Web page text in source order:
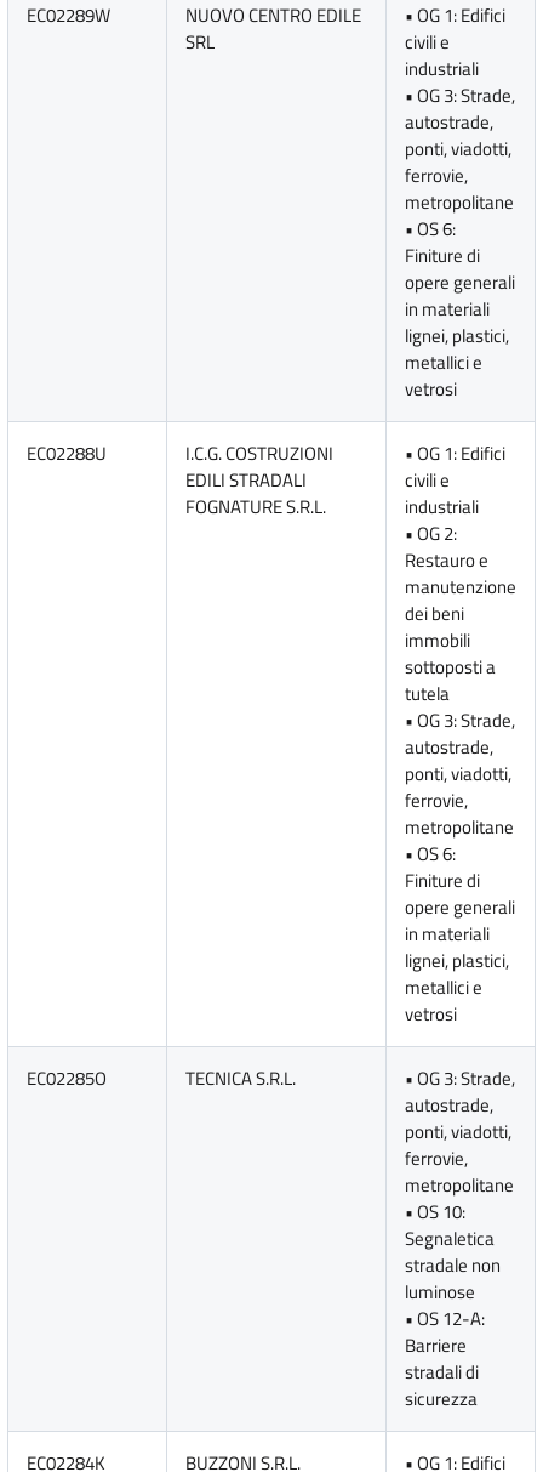
EC02289W
NUOVO CENTRO EDILE
SRL
• OG 1: Edifici
civili e
industriali
• OG 3: Strade,
autostrade,
ponti, viadotti,
ferrovie,
metropolitane
• OS 6:
Finiture di
opere generali
in materiali
lignei, plastici,
metallici e
vetrosi
EC02288U
I.C.G. COSTRUZIONI
EDILI STRADALI
FOGNATURE S.R.L.
• OG 1: Edifici
civili e
industriali
• OG 2:
Restauro e
manutenzione
dei beni
immobili
sottoposti a
tutela
• OG 3: Strade,
autostrade,
ponti, viadotti,
ferrovie,
metropolitane
• OS 6:
Finiture di
opere generali
in materiali
lignei, plastici,
metallici e
vetrosi
EC02285O TECNICA S.R.L.
• OG 3: Strade,
autostrade,
ponti, viadotti,
ferrovie,
metropolitane
• OS 10:
Segnaletica
stradale non
luminose
• OS 12-A:
Barriere
stradali di
sicurezza
EC02284K BUZZONI S.R.L. • OG 1: Edifici